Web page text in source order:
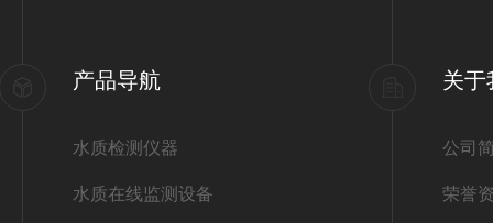
产品导航
水质检测仪器
水质在线监测设备
关于
公司
荣誉